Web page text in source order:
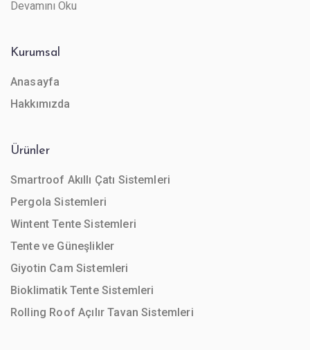
Devamını Oku
Kurumsal
Anasayfa
Hakkımızda
Ürünler
Smartroof Akıllı Çatı Sistemleri
Pergola Sistemleri
Wintent Tente Sistemleri
Tente ve Güneşlikler
Giyotin Cam Sistemleri
Bioklimatik Tente Sistemleri
Rolling Roof Açılır Tavan Sistemleri